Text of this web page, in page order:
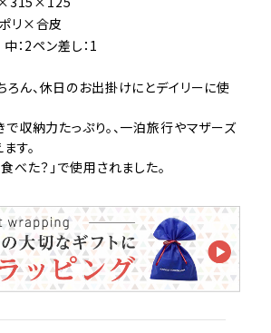
リ×合皮
中：2ペン差し：1
ん、休日のお出掛けにとデイリーに使
収納力たっぷり。、一泊旅行やマザーズ
す。
べた？」で使用されました。